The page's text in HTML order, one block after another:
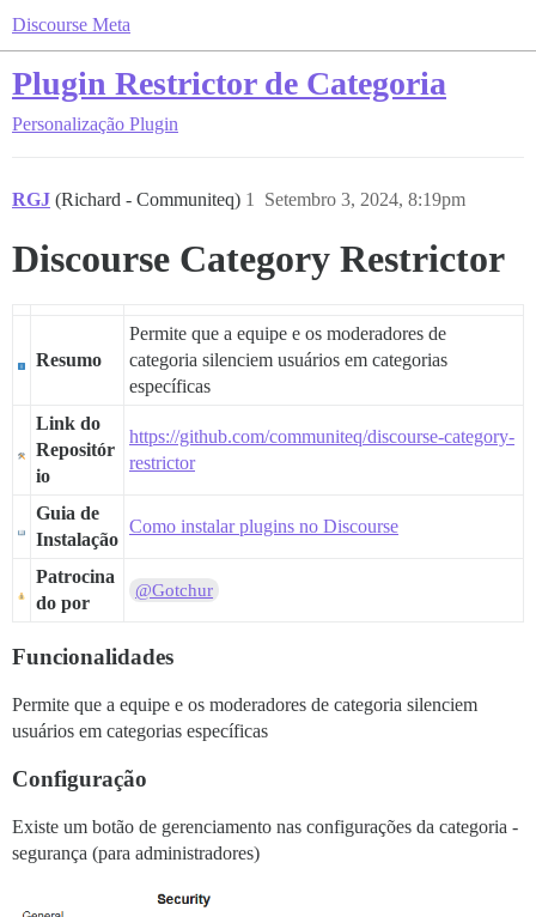
Discourse Meta
Plugin Restrictor de Categoria
Personalização Plugin
RGJ (Richard - Communiteq) Setembro 3, 2024, 8:19pm
1
Discourse Category Restrictor
Resumo
Permite que a equipe e os moderadores de
categoria silenciem usuários em categorias
específicas
Link do
Repositór
io
https://github.com/communiteq/discourse-category-
restrictor
Guia de
Instalação
Como instalar plugins no Discourse
Patrocina
do por
@Gotchur
Funcionalidades
Permite que a equipe e os moderadores de categoria silenciem
usuários em categorias específicas
Configuração
Existe um botão de gerenciamento nas configurações da categoria -
segurança (para administradores)